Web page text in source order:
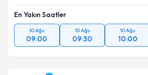
En Yakın Saatler
10 Ağu
09:00
10 Ağu
09:30
10 Ağu
10:00